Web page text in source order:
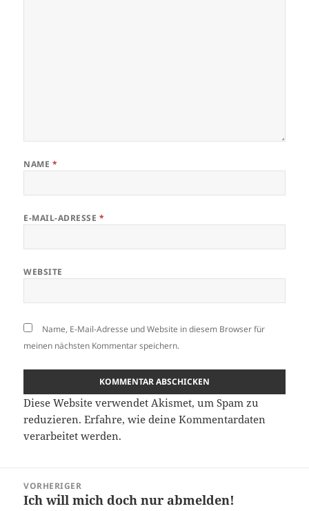
NAME *
E-MAIL-ADRESSE *
WEBSITE
Name, E-Mail-Adresse und Website in diesem Browser für
meinen nächsten Kommentar speichern.
Diese Website verwendet Akismet, um Spam zu
reduzieren.Erfahre, wie deine Kommentardaten
verarbeitet werden.
VORHERIGER
Vorheriger
Ich will mich doch nur abmelden!